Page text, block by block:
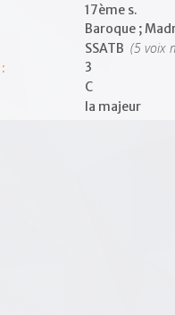
17ème s.
Baroque ;
SSATB (5 voix
:
3
C
la majeur